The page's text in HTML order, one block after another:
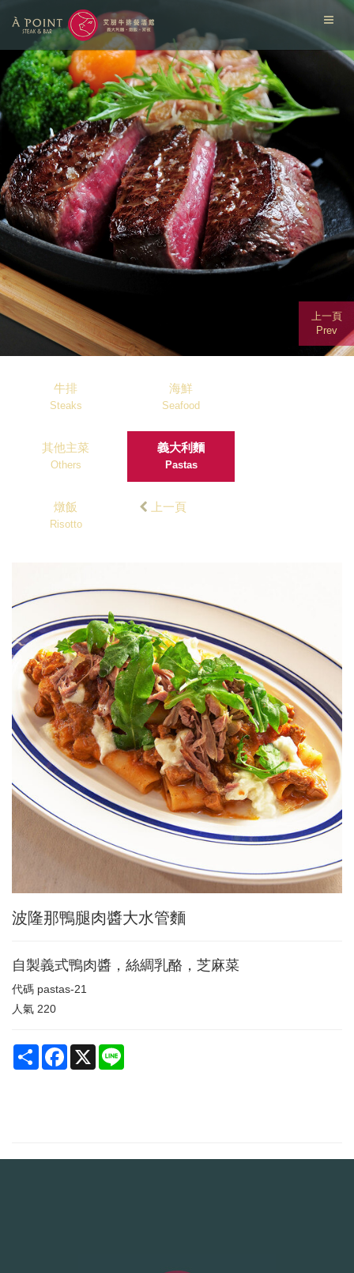
牛排
Steaks
海鮮
Seafood
其他主菜
Others
義大利麵
Pastas
燉飯
Risotto
上一頁
上一頁
Prev
波隆那鴨腿肉醬大水管麵
自製義式鴨肉醬，絲綢乳酪，芝麻菜
代碼 pastas-21
人氣 220
Share Facebook
X